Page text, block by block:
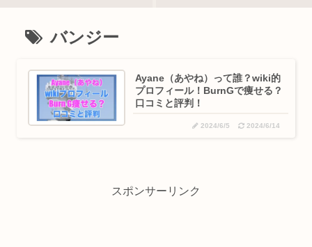
バンジー
Ayane（あやね）って誰？wiki的
プロフィール！BurnGで痩せる？
口コミと評判！
2024/6/5 2024/6/14
スポンサーリンク